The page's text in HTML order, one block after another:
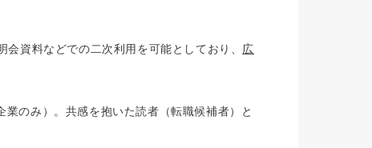
資料などでの二次利用を可能としており、 広
のみ）。共感を抱いた読者（転職候補者）と